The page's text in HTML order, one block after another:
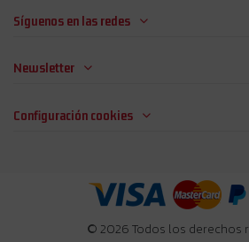
Síguenos en las redes
Newsletter
Configuración cookies
© 2026 Todos los derechos